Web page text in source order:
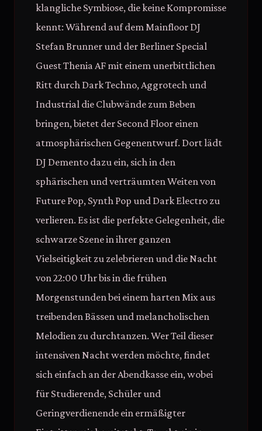
klangliche Symbiose, die keine Kompromisse
kennt: Während auf dem Mainfloor DJ
Stefan Brunner und der Berliner Special
Guest Thenia AF mit einem unerbittlichen
Ritt durch Dark Techno, Aggrotech und
Industrial die Clubwände zum Beben
bringen, bietet der Second Floor einen
atmosphärischen Gegenentwurf. Dort lädt
DJ Demento dazu ein, sich in den
sphärischen und verträumten Weiten von
Future Pop, Synth Pop und Dark Electro zu
verlieren. Es ist die perfekte Gelegenheit, die
schwarze Szene in ihrer ganzen
Vielseitigkeit zu zelebrieren und die Nacht
von 22:00 Uhr bis in die frühen
Morgenstunden bei einem harten Mix aus
treibenden Bässen und melancholischen
Melodien zu durchtanzen. Wer Teil dieser
intensiven Nacht werden möchte, findet
sich einfach an der Abendkasse ein, wobei
für Studierende, Schüler und
Geringverdienende ein ermäßigter